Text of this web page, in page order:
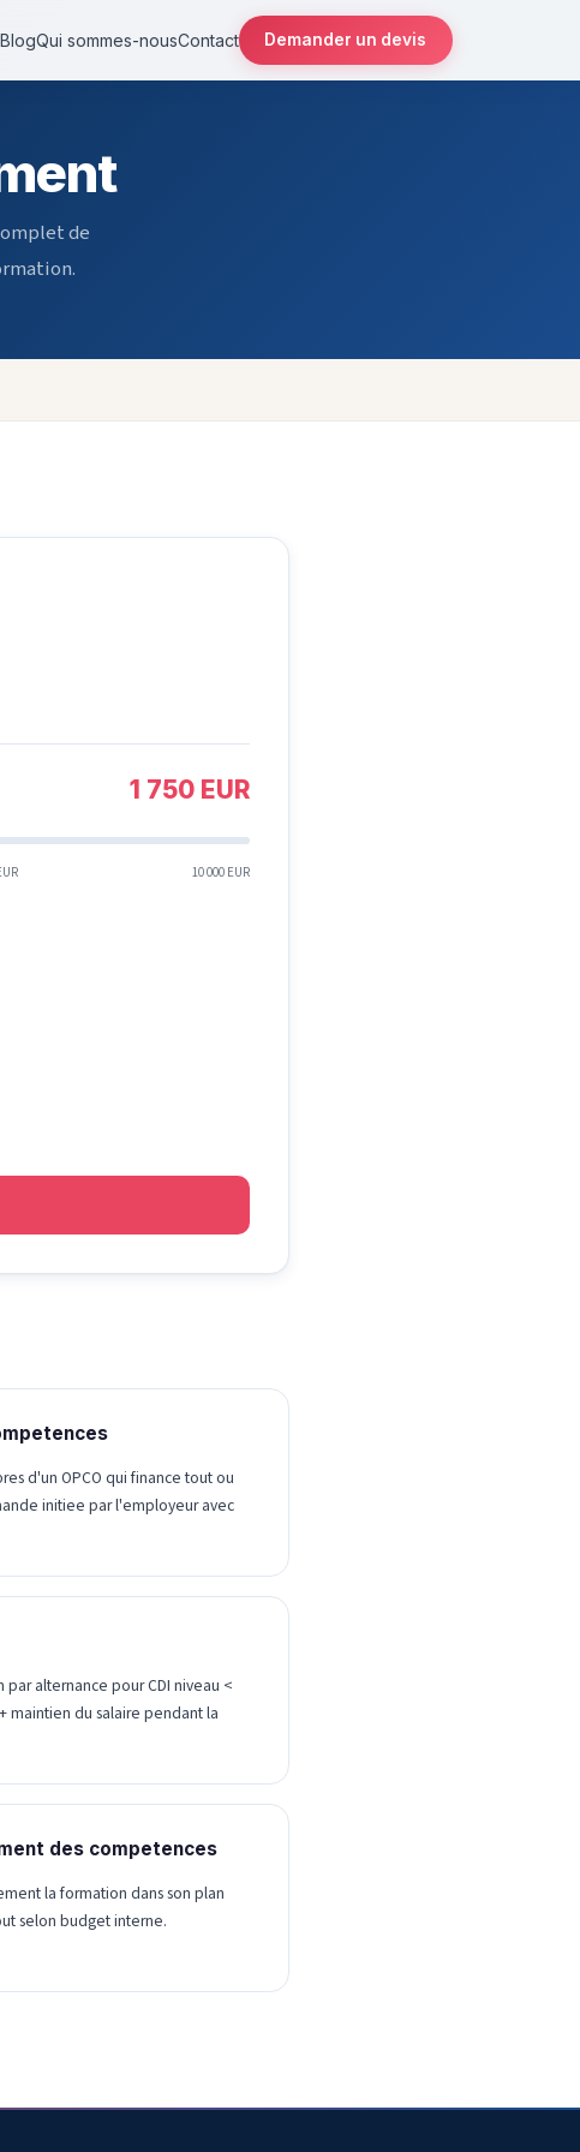
BlogQui sommes-nousContact Demander un devis
de
1 750 EUR
10 000 EUR
d'un OPCO qui finance tout ou
initiee par l'employeur avec
alternance pour CDI niveau <
maintien du salaire pendant la
des competences
la formation dans son plan
selon budget interne.